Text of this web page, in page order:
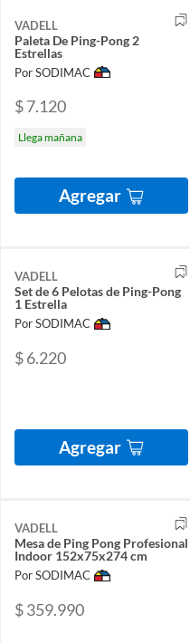
VADELL
Paleta De Ping-Pong 2
Estrellas
Por SODIMAC
$ 7.120
Llega mañana
Agregar
VADELL
Set de 6 Pelotas de Ping-Pong
1 Estrella
Por SODIMAC
$ 6.220
Agregar
VADELL
Mesa de Ping Pong Profesional
Indoor 152x75x274 cm
Por SODIMAC
$ 359.990